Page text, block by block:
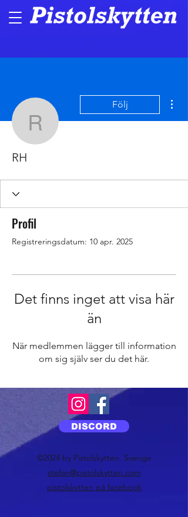
RH
Följ
RH
Profil
Registreringsdatum: 10 apr. 2025
Det finns inget att visa här
än
När medlemmen lägger till information
om sig själv ser du det här.
DISCORD
©2024 by Pistolskytten. Sverige
stefan@pistolskytten.com
pistolskytten på facebook